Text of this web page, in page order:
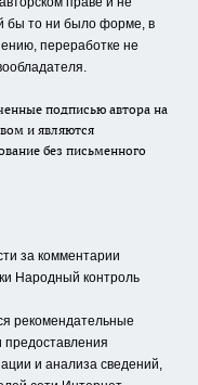
бы то ни было форме, в
переработке не
подписью автора на
и являются
без письменного
за комментарии
Народный контроль
рекомендательные
и анализа сведений,